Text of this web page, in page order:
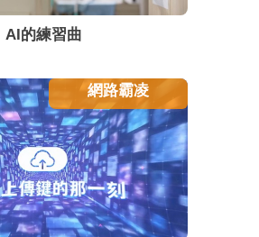
AI的練習曲
網路霸凌